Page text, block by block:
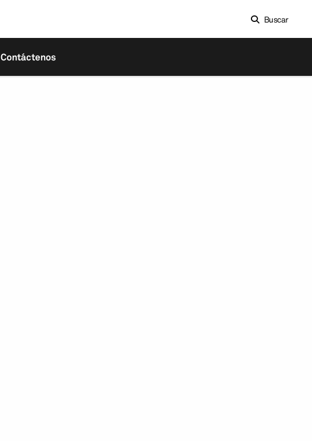
Buscar
Contáctenos